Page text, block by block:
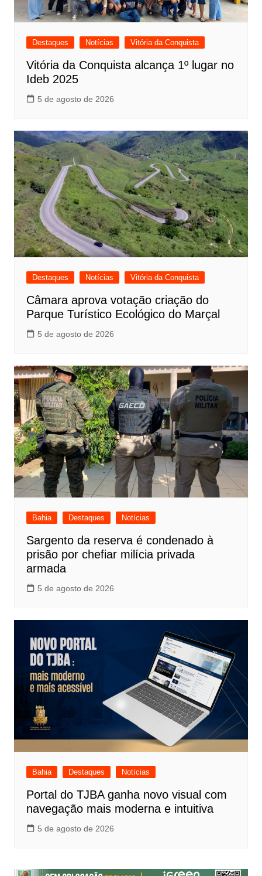
Destaques Notícias Vitória da Conquista
Vitória da Conquista alcança 1º lugar no
Ideb 2025
5 de agosto de 2026
Destaques Notícias Vitória da Conquista
Câmara aprova votação criação do
Parque Turístico Ecológico do Marçal
5 de agosto de 2026
Bahia Destaques Notícias
Sargento da reserva é condenado à
prisão por chefiar milícia privada
armada
5 de agosto de 2026
Bahia Destaques Notícias
Portal do TJBA ganha novo visual com
navegação mais moderna e intuitiva
5 de agosto de 2026